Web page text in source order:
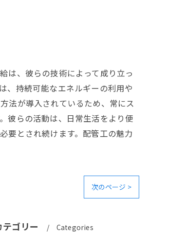
は、彼らの技術によって成り立っ
、持続可能なエネルギーの利用や
法が導入されているため、常にス
彼らの活動は、日常生活をより便
要とされ続けます。配管工の魅力
次のページ >
テゴリー Categories